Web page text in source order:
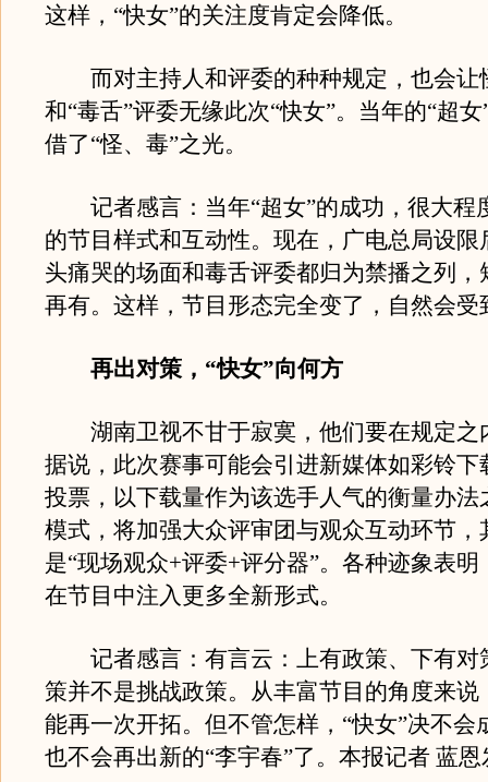
这样，“快女”的关注度肯定会降低。
而对主持人和评委的种种规定，也会让
和“毒舌”评委无缘此次“快女”。当年的“超
借了“怪、毒”之光。
记者感言：当年“超女”的成功，很大程
的节目样式和互动性。现在，广电总局设限
头痛哭的场面和毒舌评委都归为禁播之列，
再有。这样，节目形态完全变了，自然会受
再出对策，“快女”向何方
湖南卫视不甘于寂寞，他们要在规定之
据说，此次赛事可能会引进新媒体如彩铃下
投票，以下载量作为该选手人气的衡量办法
模式，将加强大众评审团与观众互动环节，
是“现场观众+评委+评分器”。各种迹象表
在节目中注入更多全新形式。
记者感言：有言云：上有政策、下有对
策并不是挑战政策。从丰富节目的角度来说
能再一次开拓。但不管怎样，“快女”决不会
也不会再出新的“李宇春”了。本报记者 蓝恩